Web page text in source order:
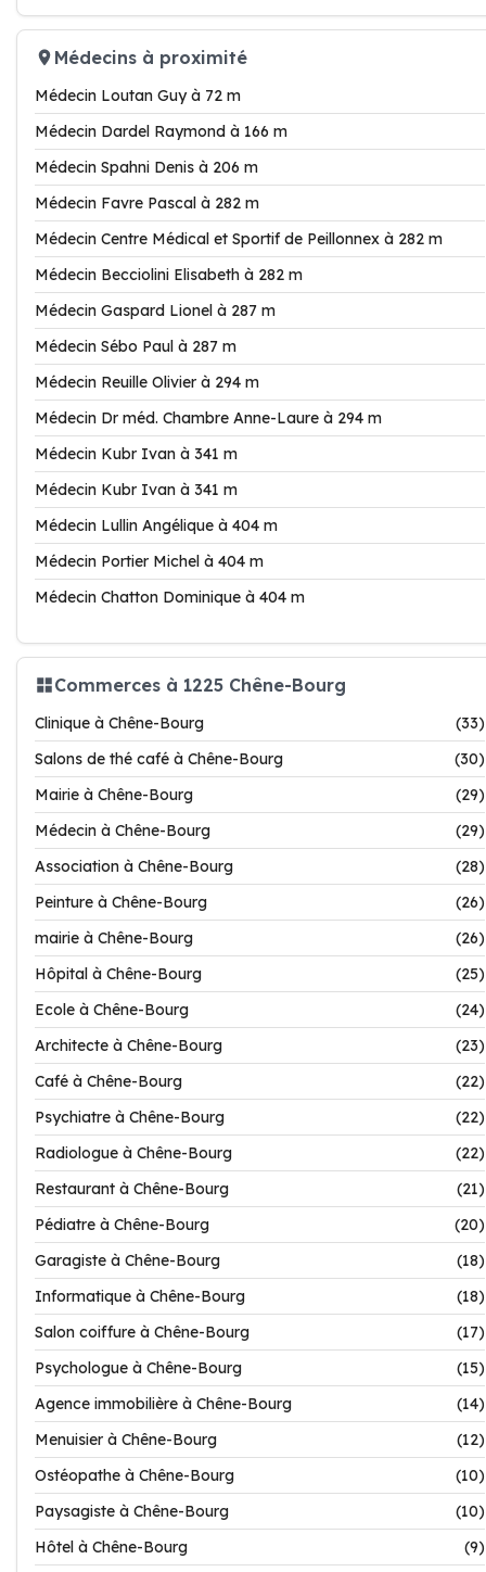
Médecins à proximité
Médecin Loutan Guy à 72 m
Médecin Dardel Raymond à 166 m
Médecin Spahni Denis à 206 m
Médecin Favre Pascal à 282 m
Médecin Centre Médical et Sportif de Peillonnex à 282 m
Médecin Becciolini Elisabeth à 282 m
Médecin Gaspard Lionel à 287 m
Médecin Sébo Paul à 287 m
Médecin Reuille Olivier à 294 m
Médecin Dr méd. Chambre Anne-Laure à 294 m
Médecin Kubr Ivan à 341 m
Médecin Kubr Ivan à 341 m
Médecin Lullin Angélique à 404 m
Médecin Portier Michel à 404 m
Médecin Chatton Dominique à 404 m
Commerces à 1225 Chêne-Bourg
Clinique à Chêne-Bourg
(33)
Salons de thé café à Chêne-Bourg
(30)
Mairie à Chêne-Bourg
(29)
Médecin à Chêne-Bourg
(29)
Association à Chêne-Bourg
(28)
Peinture à Chêne-Bourg
(26)
mairie à Chêne-Bourg
(26)
Hôpital à Chêne-Bourg
(25)
Ecole à Chêne-Bourg
(24)
Architecte à Chêne-Bourg
(23)
Café à Chêne-Bourg
(22)
Psychiatre à Chêne-Bourg
(22)
Radiologue à Chêne-Bourg
(22)
Restaurant à Chêne-Bourg
(21)
Pédiatre à Chêne-Bourg
(20)
Garagiste à Chêne-Bourg
(18)
Informatique à Chêne-Bourg
(18)
Salon coiffure à Chêne-Bourg
(17)
Psychologue à Chêne-Bourg
(15)
Agence immobilière à Chêne-Bourg
(14)
Menuisier à Chêne-Bourg
(12)
Ostéopathe à Chêne-Bourg
(10)
Paysagiste à Chêne-Bourg
(10)
Hôtel à Chêne-Bourg
(9)